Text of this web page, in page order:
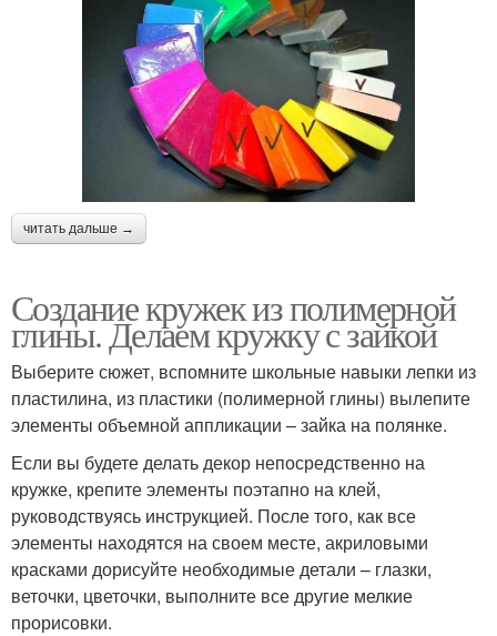
читать дальше →
Создание кружек из полимерной
глины. Делаем кружку с зайкой
Выберите сюжет, вспомните школьные навыки лепки из
пластилина, из пластики (полимерной глины) вылепите
элементы объемной аппликации – зайка на полянке.
Если вы будете делать декор непосредственно на
кружке, крепите элементы поэтапно на клей,
руководствуясь инструкцией. После того, как все
элементы находятся на своем месте, акриловыми
красками дорисуйте необходимые детали – глазки,
веточки, цветочки, выполните все другие мелкие
прорисовки.